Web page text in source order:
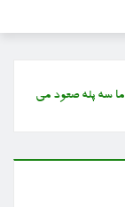
سه پله صعود می